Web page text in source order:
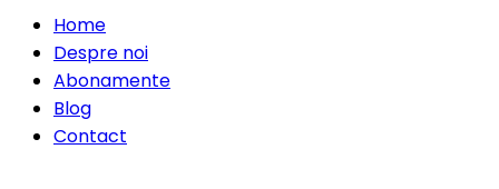
Home
Despre noi
Abonamente
Blog
Contact